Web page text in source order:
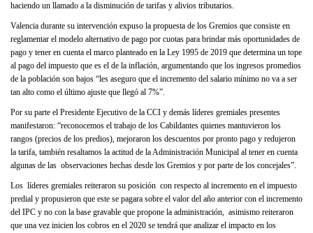
haciendo un llamado a la disminución de tarifas y alivios tributarios.
Valencia durante su intervención expuso la propuesta de los Gremios que consiste en
reglamentar el modelo alternativo de pago por cuotas para brindar más oportunidades de
pago y tener en cuenta el marco planteado en la Ley 1995 de 2019 que determina un tope
al pago del impuesto que es el de la inflación, argumentando que los ingresos promedios
de la población son bajos “les aseguro que el incremento del salario mínimo no va a ser
tan alto como el último ajuste que llegó al 7%”.
Por su parte el Presidente Ejecutivo de la CCI y demás líderes gremiales presentes
manifestaron: “reconocemos el trabajo de los Cabildantes quienes mantuvieron los
rangos (precios de los predios), mejoraron los descuentos por pronto pago y redujeron
la tarifa, también resaltamos la actitud de la Administración Municipal al tener en cuenta
algunas de las observaciones hechas desde los Gremios y por parte de los concejales”.
Los líderes gremiales reiteraron su posición con respecto al incremento en el impuesto
predial y propusieron que este se pagara sobre el valor del año anterior con el incremento
del IPC y no con la base gravable que propone la administración, asimismo reiteraron
que una vez inicien los cobros en el 2020 se tendrá que analizar el impacto en los